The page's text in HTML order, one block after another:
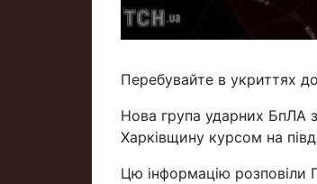
Перебувайте в укриттях
Нова група ударних БпЛА з
Харківщину курсом на
Цю інформацію розповіли